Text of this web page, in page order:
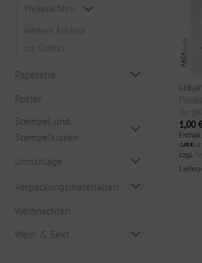
Weihnachten
weitere Anlässe
zur Geburt
Papeterie
Poster
Stempel und
Stempelkissen
Umschläge
Verpackungsmaterialien
Weihnachten
Wein & Sekt
du
1,00
(1,00€/ 1
zzgl.
Wolf
1,00
Enthält 19% MwSt.